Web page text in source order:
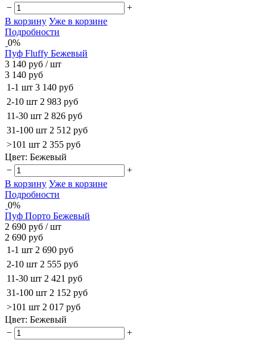
−
+
В корзину Уже в корзине
Подробности
0%
Пуф Fluffy Бежевый
3 140 руб / шт
3 140 руб
1-1 шт 3 140 руб
2-10 шт 2 983 руб
11-30 шт 2 826 руб
31-100 шт 2 512 руб
>101 шт 2 355 руб
Цвет: Бежевый
−
+
В корзину Уже в корзине
Подробности
0%
Пуф Порто Бежевый
2 690 руб / шт
2 690 руб
1-1 шт 2 690 руб
2-10 шт 2 555 руб
11-30 шт 2 421 руб
31-100 шт 2 152 руб
>101 шт 2 017 руб
Цвет: Бежевый
−
+